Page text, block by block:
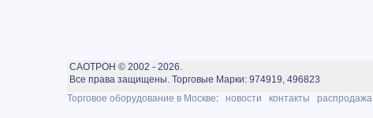
САОТРОН © 2002 - 2026.
Все права защищены. Торговые Марки: 974919, 496823
Торговое оборудование в Москве: новости контакты распродажа